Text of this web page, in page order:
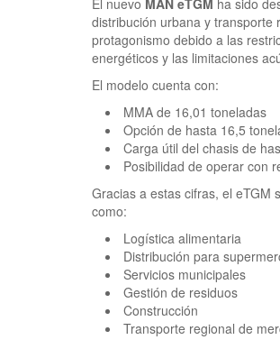
El nuevo MAN eTGM ha sido
distribución urbana y transporte
protagonismo debido a las
energéticos y las limitaciones
El modelo cuenta con:
MMA de 16,01 toneladas
Opción de hasta 16,5
Carga útil del chasis de
Posibilidad de operar con
Gracias a estas cifras, el eTGM
como:
Logística alimentaria
Distribución para
Servicios municipales
Gestión de residuos
Construcción
Transporte regional de